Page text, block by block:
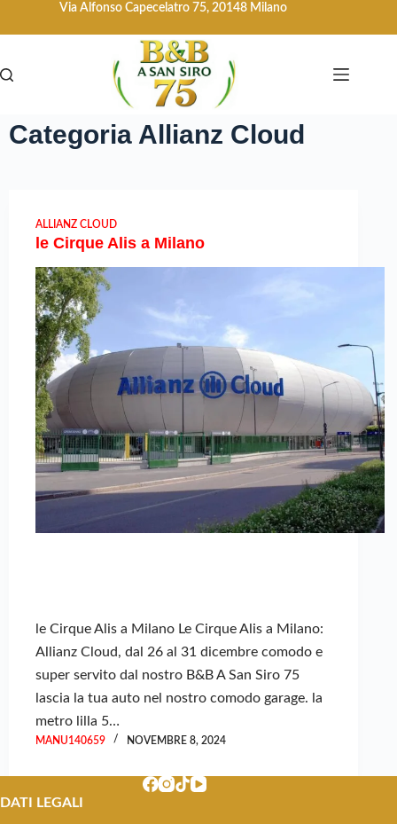
Via Alfonso Capecelatro 75, 20148 Milano
Categoria Allianz Cloud
ALLIANZ CLOUD
le Cirque Alis a Milano
le Cirque Alis a Milano Le Cirque Alis a Milano:
Allianz Cloud, dal 26 al 31 dicembre comodo e
super servito dal nostro B&B A San Siro 75
lascia la tua auto nel nostro comodo garage. la
metro lilla 5…
MANU140659 NOVEMBRE 8, 2024
DATI LEGALI